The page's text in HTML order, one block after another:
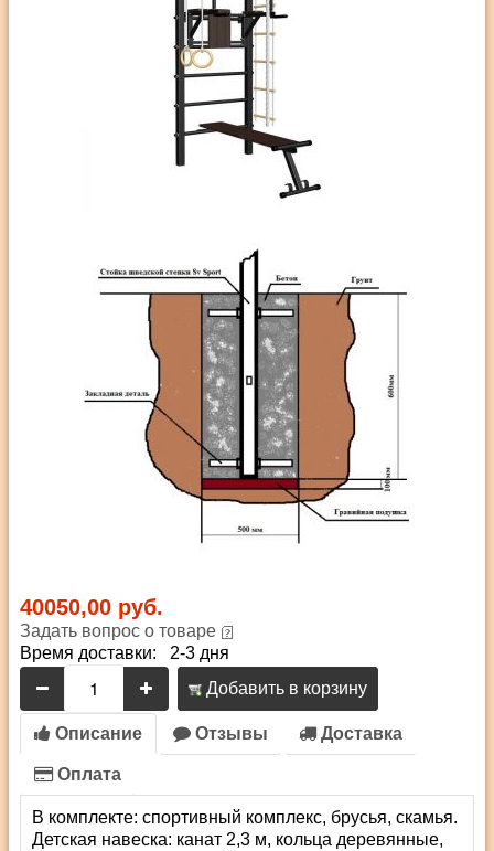
40050,00 руб.
Задать вопрос о товаре
Время доставки: 2-3 дня
Добавить в корзину
Описание Отзывы Доставка
Оплата
В комплекте: спортивный комплекс, брусья, скамья.
Детская навеска: канат 2,3 м, кольца деревянные,